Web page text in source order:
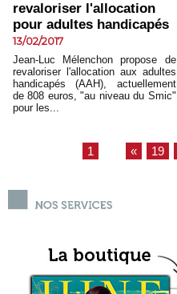
revaloriser l'allocation
pour adultes handicapés
13/02/2017
Jean-Luc Mélenchon propose de
revaloriser l'allocation aux adultes
handicapés (AAH), actuellement
de 808 euros, "au niveau du Smic"
pour les...
1 « 19